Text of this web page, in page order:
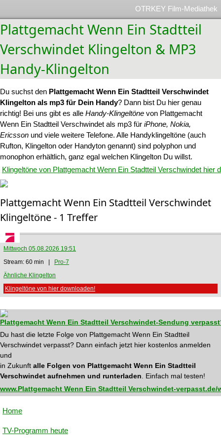
OTRKEY Film-Mediathek
Plattgemacht Wenn Ein Stadtteil
Verschwindet Klingelton & MP3
Handy-Klingelton
Du suchst den Plattgemacht Wenn Ein Stadtteil Verschwindet
Klingelton als mp3 für Dein Handy? Dann bist Du hier genau
richtig! Bei uns gibt es alle Handy-Klingeltöne von Plattgemacht
Wenn Ein Stadtteil Verschwindet als mp3 für iPhone, Nokia,
Ericsson und viele weitere Telefone. Alle Handyklingeltöne (auch
Rufton, Klingelton oder Handyton genannt) sind polyphon und
monophon erhältlich, ganz egal welchen Klingelton Du willst.
Klingeltöne von Plattgemacht Wenn Ein Stadtteil Verschwindet hier
Plattgemacht Wenn Ein Stadtteil Verschwindet
Klingeltöne - 1 Treffer
Mittwoch 05.08.2026 19:51
Stream: 60 min |
Pro-7
Ähnliche Klingelton
Klingeltöne von hier downloaden!
Plattgemacht Wenn Ein Stadtteil Verschwindet-Sendung
Du hast die letzte Folge von Plattgemacht Wenn Ein Stadtteil
Verschwindet verpasst? Dann einfach jetzt hier kostenlos anmelden
und
in Zukunft alle Folgen von Plattgemacht Wenn Ein Stadtteil
Verschwindet aufnehmen und runterladen . Einfach mal testen!
www.Plattgemacht Wenn Ein Stadtteil Verschwindet-
Home
TV-Programm heute